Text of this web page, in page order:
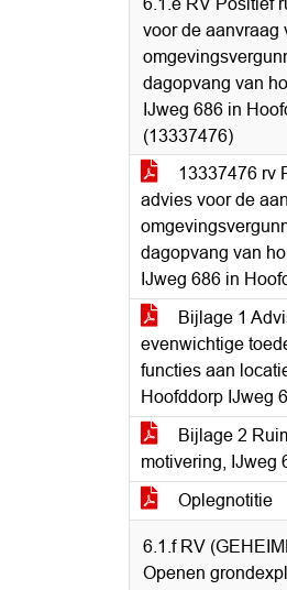
6.1.e RV Positief
voor de aanvraag
dagopvang van
IJweg 686 in
(13337476)
13337476 rv
advies voor de
dagopvang van
IJweg 686 in
Bijlage 1
evenwichtige
functies aan
Hoofddorp IJweg
Bijlage 2
motivering, IJweg
Oplegnotitie
6.1.f RV
Openen